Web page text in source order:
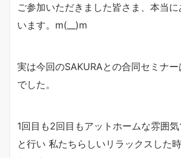
ご参加いただきました皆さま、本当
います。m(__)m
実は今回のSAKURAとの合同セミナ
でした。
1回目も2回目もアットホームな雰囲
と行い 私たちらしいリラックスした